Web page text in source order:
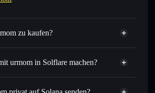
zu kaufen?
Token
urmom in Solflare machen?
Solflare-Wallet
– handle URMOM gegen SOL, USDC